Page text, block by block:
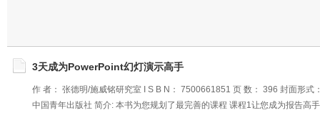
3天成为PowerPoint幻灯演示高手
作 者： 张德明/施威铭研究室 I S B N： 7500661851 页 数： 396 封面形式
中国青年出版社 简介: 本书为您规划了最完善的课程 课程1让您成为报告高